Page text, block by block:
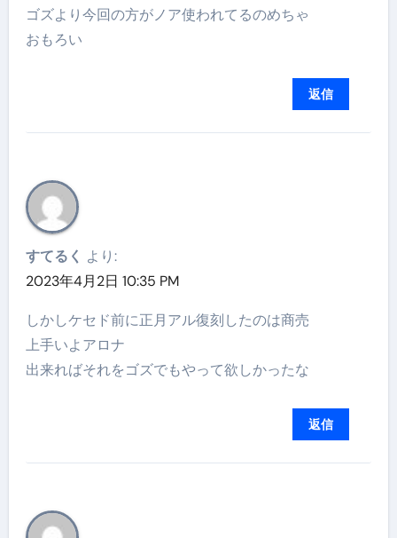
ゴズより今回の方がノア使われてるのめちゃ
おもろい
返信
すてるく より:
2023年4月2日 10:35 PM
しかしケセド前に正月アル復刻したのは商売
上手いよアロナ
出来ればそれをゴズでもやって欲しかったな
返信